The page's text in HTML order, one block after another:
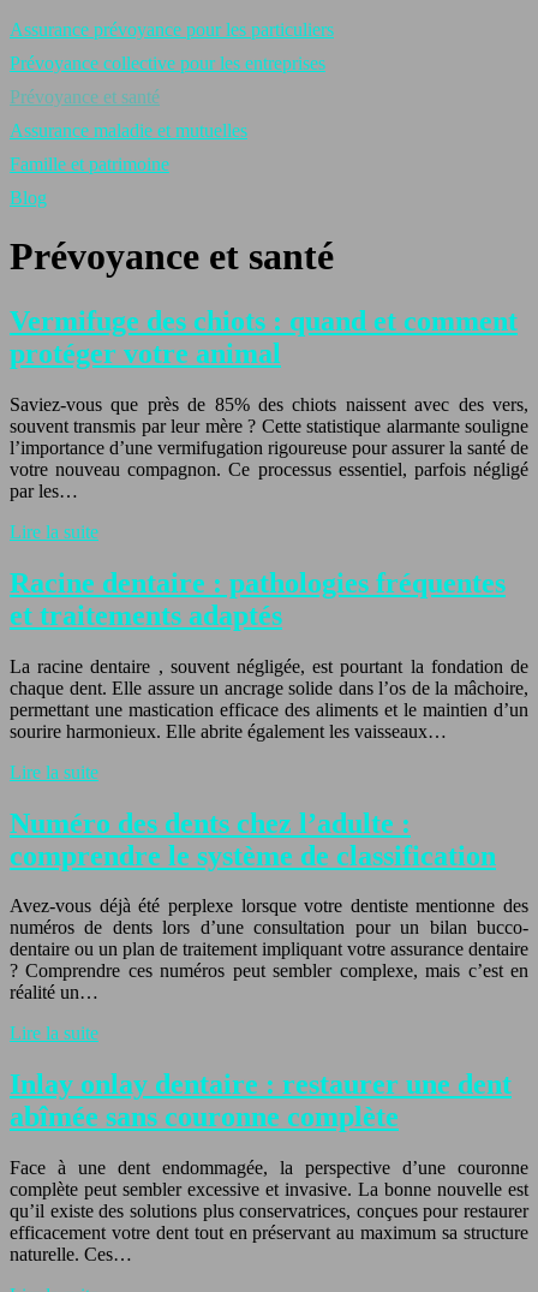
Assurance prévoyance pour les particuliers
Prévoyance collective pour les entreprises
Prévoyance et santé
Assurance maladie et mutuelles
Famille et patrimoine
Blog
Prévoyance et santé
Vermifuge des chiots : quand et comment
protéger votre animal
Saviez-vous que près de 85% des chiots naissent avec des vers,
souvent transmis par leur mère ? Cette statistique alarmante souligne
l’importance d’une vermifugation rigoureuse pour assurer la santé de
votre nouveau compagnon. Ce processus essentiel, parfois négligé
par les…
Lire la suite
Racine dentaire : pathologies fréquentes
et traitements adaptés
La racine dentaire , souvent négligée, est pourtant la fondation de
chaque dent. Elle assure un ancrage solide dans l’os de la mâchoire,
permettant une mastication efficace des aliments et le maintien d’un
sourire harmonieux. Elle abrite également les vaisseaux…
Lire la suite
Numéro des dents chez l’adulte :
comprendre le système de classification
Avez-vous déjà été perplexe lorsque votre dentiste mentionne des
numéros de dents lors d’une consultation pour un bilan bucco-
dentaire ou un plan de traitement impliquant votre assurance dentaire
? Comprendre ces numéros peut sembler complexe, mais c’est en
réalité un…
Lire la suite
Inlay onlay dentaire : restaurer une dent
abîmée sans couronne complète
Face à une dent endommagée, la perspective d’une couronne
complète peut sembler excessive et invasive. La bonne nouvelle est
qu’il existe des solutions plus conservatrices, conçues pour restaurer
efficacement votre dent tout en préservant au maximum sa structure
naturelle. Ces…